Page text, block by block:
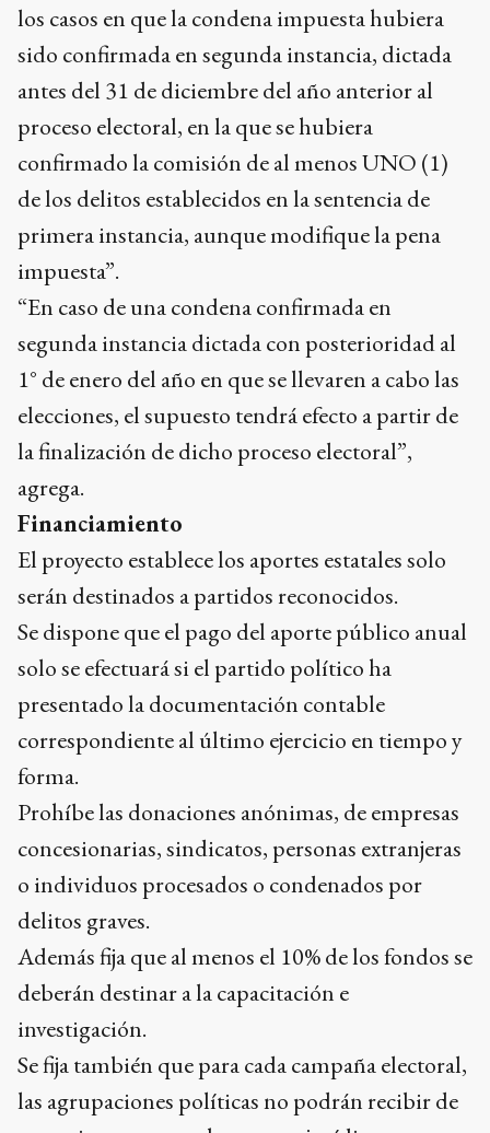
los casos en que la condena impuesta hubiera
sido confirmada en segunda instancia, dictada
antes del 31 de diciembre del año anterior al
proceso electoral, en la que se hubiera
confirmado la comisión de al menos UNO (1)
de los delitos establecidos en la sentencia de
primera instancia, aunque modifique la pena
impuesta”.
“En caso de una condena confirmada en
segunda instancia dictada con posterioridad al
1° de enero del año en que se llevaren a cabo las
elecciones, el supuesto tendrá efecto a partir de
la finalización de dicho proceso electoral”,
agrega.
Financiamiento
El proyecto establece los aportes estatales solo
serán destinados a partidos reconocidos.
Se dispone que el pago del aporte público anual
solo se efectuará si el partido político ha
presentado la documentación contable
correspondiente al último ejercicio en tiempo y
forma.
Prohíbe las donaciones anónimas, de empresas
concesionarias, sindicatos, personas extranjeras
o individuos procesados o condenados por
delitos graves.
Además fija que al menos el 10% de los fondos se
deberán destinar a la capacitación e
investigación.
Se fija también que para cada campaña electoral,
las agrupaciones políticas no podrán recibir de